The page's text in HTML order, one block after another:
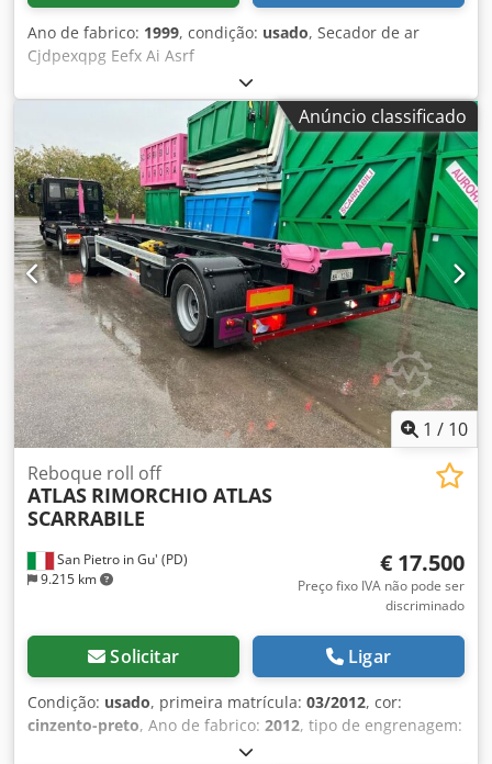
Ano de fabrico: 1999, condição: usado, Secador de ar
Cjdpexqpg Eefx Ai Asrf
Anúncio classificado
1 / 10
San Pietro in Gu' (PD)
9.215 km
Reboque roll off
ATLAS RIMORCHIO ATLAS
SCARRABILE
€ 17.500
Preço fixo IVA não pode ser
discriminado
Solicitar Ligar
Condição: usado, primeira matrícula: 03/2012, cor:
cinzento-preto, Ano de fabrico: 2012, tipo de engrenagem:
, MATRÍCULA: AH12361 TÍTULO: REBOQUE ATLAS,